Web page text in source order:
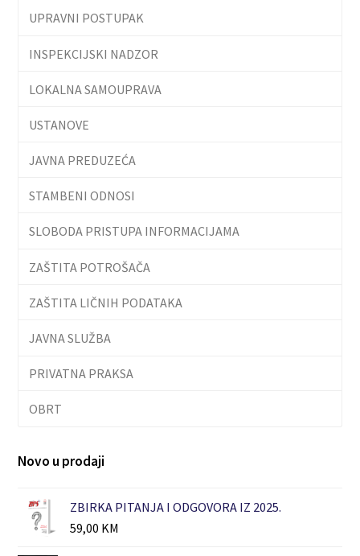
UPRAVNI POSTUPAK
INSPEKCIJSKI NADZOR
LOKALNA SAMOUPRAVA
USTANOVE
JAVNA PREDUZEĆA
STAMBENI ODNOSI
SLOBODA PRISTUPA INFORMACIJAMA
ZAŠTITA POTROŠAČA
ZAŠTITA LIČNIH PODATAKA
JAVNA SLUŽBA
PRIVATNA PRAKSA
OBRT
Novo u prodaji
ZBIRKA PITANJA I ODGOVORA IZ 2025.
59,00 KM